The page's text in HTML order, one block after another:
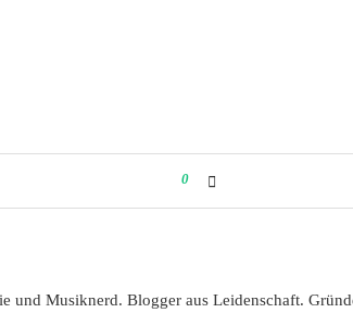
0
und Musiknerd. Blogger aus Leidenschaft.